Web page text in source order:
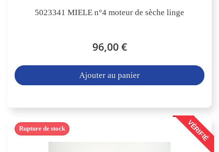
5023341 MIELE n°4 moteur de sèche linge
96,00 €
Ajouter au panier
VÉRIFIÉ
Rupture de stock